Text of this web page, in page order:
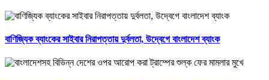
বাণিজ্যিক ব্যাংকের সাইবার নিরাপত্তায় দুর্বলতা, উদ্বেগে বাংলাদেশ ব্যাংক